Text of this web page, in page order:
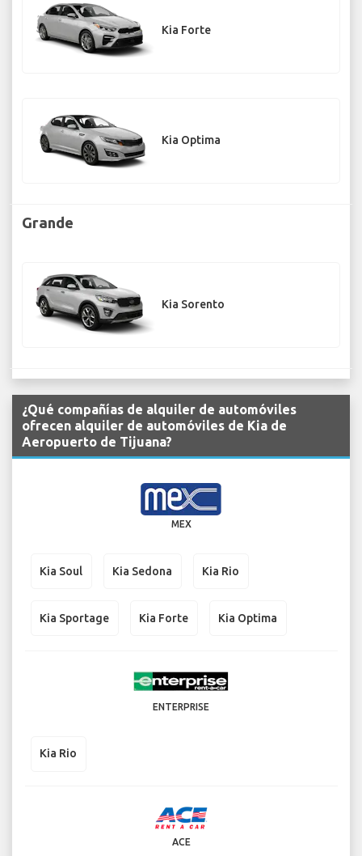
Kia Forte
Kia Optima
Grande
Kia Sorento
¿Qué compañías de alquiler de automóviles
ofrecen alquiler de automóviles de Kia de
Aeropuerto de Tijuana?
MEX
Kia Soul Kia Sedona Kia Rio
Kia Sportage Kia Forte Kia Optima
ENTERPRISE
Kia Rio
ACE